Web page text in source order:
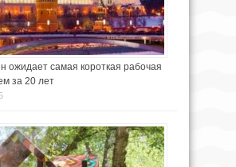
ожидает самая короткая рабочая
за 20 лет